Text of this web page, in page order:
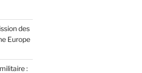
des
Europe
: